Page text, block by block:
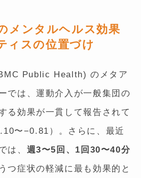
メンタルヘルス効果
ィスの位置づけ
Public Health) のメタア
では、運動介入が一般集団の
る効果が一貫して報告されて
〜−0.81）。さらに、最近
は、 週3〜5回、1回30〜40分
つ症状の軽減に最も効果的と